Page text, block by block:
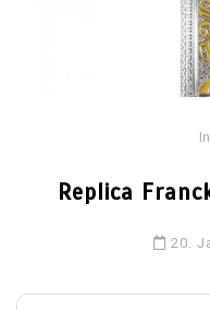
In
Replica
20.